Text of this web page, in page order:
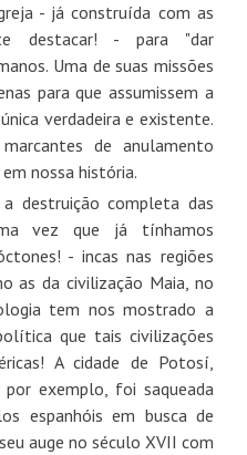
- já construída com as
destacar! - para "dar
Uma de suas missões
para que assumissem a
verdadeira e existente.
de anulamento
nossa história.
destruição completa das
vez que já tínhamos
- incas nas regiões
as da civilização Maia, no
tem nos mostrado a
que tais civilizações
A cidade de Potosí,
exemplo, foi saqueada
espanhóis em busca de
auge no século XVII com